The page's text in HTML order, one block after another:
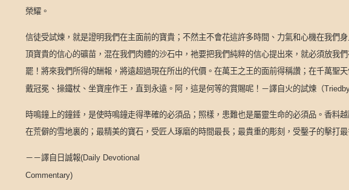
榮耀。
信徒受試煉，就是證明我們在主面前的寶貴；不然主不會花這許多時間、力氣和心機在我們
頂寶貴的信心的礦苗，混在我們肉體的沙石中，祂要把我們純粹的信心提出來，就必須放我
罷！將來我們所得的酬報，將遠超過現在所出的代價。在萬王之王的面前得稱讚；在千萬聖
戴冠冕、操鐵杖、坐寶座作王，直到永遠。阿，這是何等的賞賜呢！－譯自火的試煉（
時鳴鐘上的鐘錘，是使時鳴鐘走得準確的必須品；照樣，患難也是屬靈生命的必須品。香料
在荒僻的雪地裏的；最精美的寶石，受匠人琢磨的時間最長；最貴重的彫刻，受鑿子的擊打最
－－譯自日誠報(Daily Devotional
Commentary)